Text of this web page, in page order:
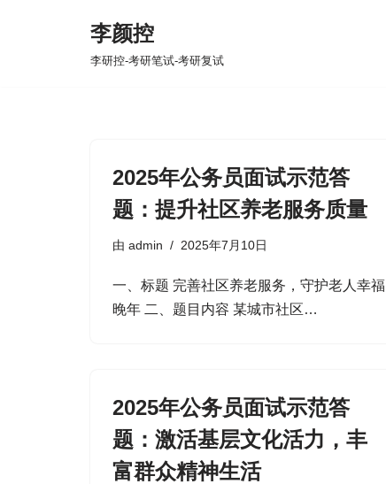
李颜控
李研控-考研笔试-考研复试
2025年公务员面试示范答
题：提升社区养老服务质量
由 admin 2025年7月10日
一、标题 完善社区养老服务，守护老人幸福
晚年 二、题目内容 某城市社区…
2025年公务员面试示范答
题：激活基层文化活力，丰
富群众精神生活